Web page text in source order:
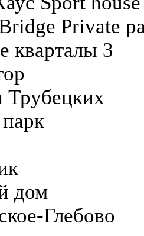
Private
кварталы 3
Трубецких
дом
Глебово